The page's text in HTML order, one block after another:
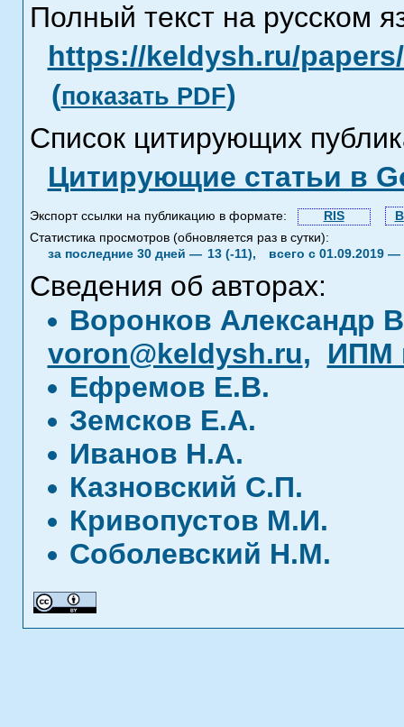
Полный текст на русском
https://keldysh.ru/
(показать PDF)
Список цитирующих
Цитирующие статьи в
Экспорт ссылки на публикацию в формате: RIS
Статистика просмотров (обновляется раз в сутки):
за последние 30 дней — 13 (-11), всего с 01.09.2019 —
Сведения об авторах:
Воронков Александр
voron@keldysh.ru, ИПМ
Ефремов Е.В.
Земсков Е.А.
Иванов Н.А.
Казновский С.П.
Кривопустов М.И.
Соболевский Н.М.